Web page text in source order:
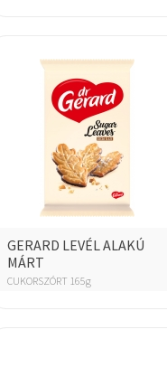
GERARD LEVÉL ALAKÚ
MÁRT
CUKORSZÓRT 165g